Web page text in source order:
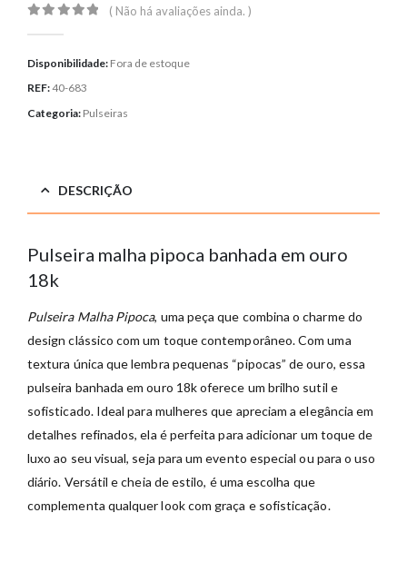
( Não há avaliações ainda. )
Disponibilidade: Fora de estoque
REF:40-683
Categoria: Pulseiras
DESCRIÇÃO
Pulseira malha pipoca banhada em ouro
18k
Pulseira Malha Pipoca, uma peça que combina o charme do
design clássico com um toque contemporâneo. Com uma
textura única que lembra pequenas “pipocas” de ouro, essa
pulseira banhada em ouro 18k oferece um brilho sutil e
sofisticado. Ideal para mulheres que apreciam a elegância em
detalhes refinados, ela é perfeita para adicionar um toque de
luxo ao seu visual, seja para um evento especial ou para o uso
diário. Versátil e cheia de estilo, é uma escolha que
complementa qualquer look com graça e sofisticação.